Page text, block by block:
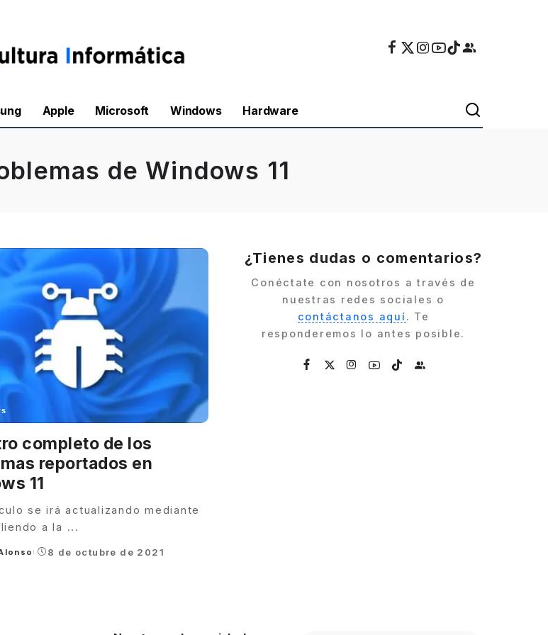
Apple Microsoft Windows Hardware
de Windows 11
completo de los
reportados en
11
se irá actualizando mediante
a la ...
8 de octubre de 2021
¿Tienes dudas o comentarios?
Conéctate con nosotros a través de
nuestras redes sociales o
contáctanos aquí. Te
responderemos lo antes posible.